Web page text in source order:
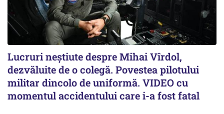
Lucruri neștiute despre Mihai Vîrdol,
dezvăluite de o colegă. Povestea pilotului
militar dincolo de uniformă. VIDEO cu
momentul accidentului care i-a fost fatal